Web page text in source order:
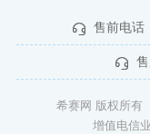
售前电话
希赛网 版权所
增值电信